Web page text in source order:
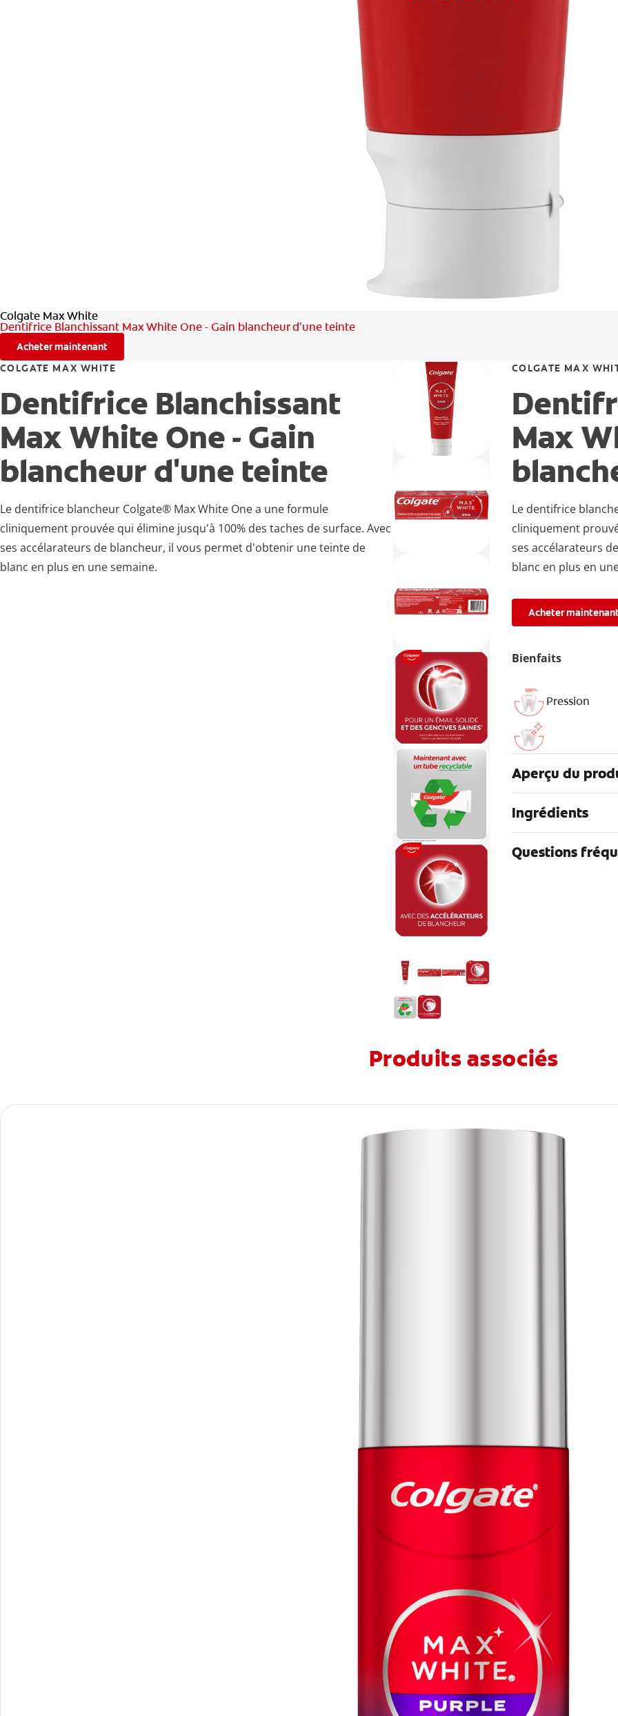
Colgate Max White
Dentifrice Blanchissant Max White One - Gain blancheur d'une teinte
Acheter maintenant
COLGATE MAX WHITE
Dentifrice Blanchissant
Max White One - Gain
blancheur d'une teinte
Le dentifrice blancheur Colgate® Max White One a une formule
cliniquement prouvée qui élimine jusqu'à 100% des taches de surface. Avec
ses accélarateurs de blancheur, il vous permet d'obtenir une teinte de
blanc en plus en une semaine.
COLGATE MAX
Max
Le dentifrice
cliniquement
ses accélarateurs
blanc en plus en
Acheter
Bienfaits
Pression
Aperçu du
Ingrédients
Questions
Produits associés